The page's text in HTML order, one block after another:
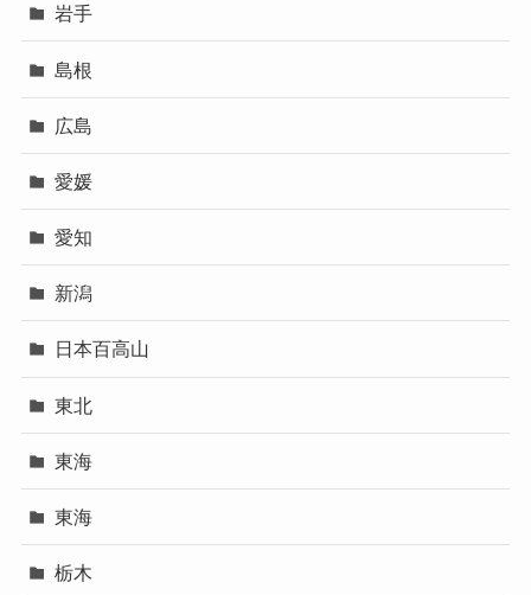
岩手
島根
広島
愛媛
愛知
新潟
日本百高山
東北
東海
東海
栃木